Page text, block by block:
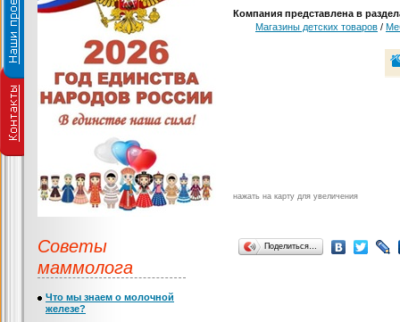
Компания представлена в
Магазины детских товаров /
нажать на карту для увеличения
Поделиться…
Советы
маммолога
Что мы знаем о молочной
железе?